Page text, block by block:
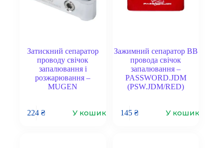
Затискний сепаратор
проводу свічок
запалювання і
розжарювання –
MUGEN
224₴ У кошик
Зажимний сепаратор ВВ
провода свічок
запалювання –
PASSWORD.JDM
(PSW.JDM/RED)
145 ₴ У кошик